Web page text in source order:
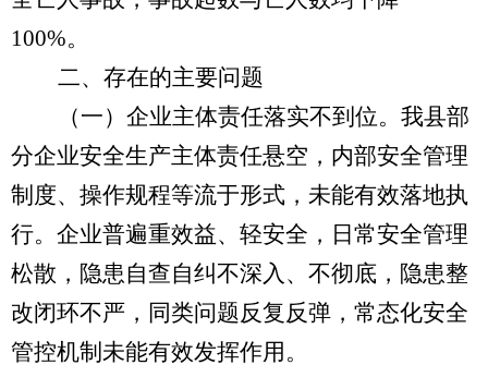
100%。
二、存在的主要问题
（一）企业主体责任落实不到位。 我县部
分企业安全生产主体责任悬空，内部安全管理
制度、操作规程等流于形式，未能有效落地执
行。企业普遍重效益、轻安全，日常安全管理
松散，隐患自查自纠不深入、不彻底，隐患整
改闭环不严，同类问题反复反弹，常态化安全
管控机制未能有效发挥作用。